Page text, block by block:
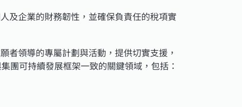
及企業的財務韌性，並確保負責任的稅項實
者領導的專屬計劃與活動，提供切實支援，
團可持續發展框架一致的關鍵領域，包括：